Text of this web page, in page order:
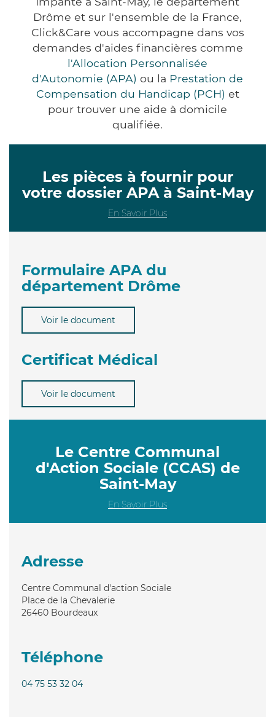
Drôme et sur l'ensemble de la France,
Click&Care vous accompagne dans vos
demandes d'aides financières comme
l'Allocation Personnalisée
d'Autonomie (APA) ou la Prestation de
Compensation du Handicap (PCH) et
pour trouver une aide à domicile
qualifiée.
Les pièces à fournir pour
votre dossier APA à Saint-May
En Savoir Plus
Formulaire APA du
département Drôme
Voir le document
Certificat Médical
Voir le document
Le Centre Communal
d'Action Sociale (CCAS) de
Saint-May
En Savoir Plus
Adresse
Centre Communal d'action Sociale
Place de la Chevalerie
26460 Bourdeaux
Téléphone
04 75 53 32 04